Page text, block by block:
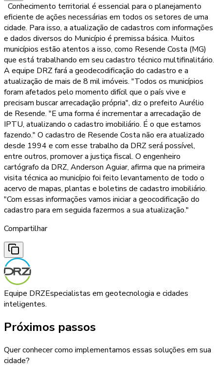
Conhecimento territorial é essencial para o planejamento
eficiente de ações necessárias em todos os setores de uma
cidade. Para isso, a atualização de cadastros com informações
e dados diversos do Município é premissa básica. Muitos
municípios estão atentos a isso, como Resende Costa (MG)
que está trabalhando em seu cadastro técnico multifinalitário.
A equipe DRZ fará a geodecodificação do cadastro e a
atualização de mais de 8 mil imóveis. "Todos os municípios
foram afetados pelo momento difícil que o país vive e
precisam buscar arrecadação própria", diz o prefeito Aurélio
de Resende. "E uma forma é incrementar a arrecadação de
IPTU, atualizando o cadastro imobiliário. É o que estamos
fazendo." O cadastro de Resende Costa não era atualizado
desde 1994 e com esse trabalho da DRZ será possível,
entre outros, promover a justiça fiscal. O engenheiro
cartógrafo da DRZ, Anderson Aguiar, afirma que na primeira
visita técnica ao município foi feito levantamento de todo o
acervo de mapas, plantas e boletins de cadastro imobiliário.
"Com essas informações vamos iniciar a geocodificação do
cadastro para em seguida fazermos a sua atualização."
Compartilhar
Equipe DRZEspecialistas em geotecnologia e cidades
inteligentes.
Próximos passos
Quer conhecer como implementamos essas soluções em sua
cidade?